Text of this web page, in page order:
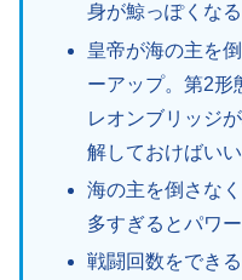
身が鯨っぽくな
皇帝が海の主を
ーアップ。第2形
レオンブリッジ
解しておけばいい
海の主を倒さな
多すぎるとパワ
戦闘回数をでき